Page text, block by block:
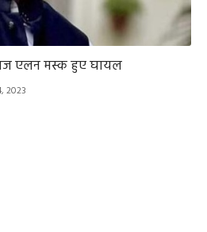
एलन मस्क हुए घायल
2023